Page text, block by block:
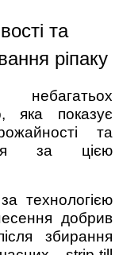
та
ріпаку
яка показує
та
за цією
технологією
добрив
збирання